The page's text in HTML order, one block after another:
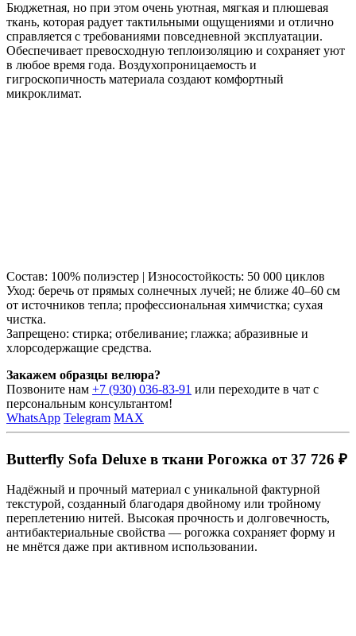
Бюджетная, но при этом очень уютная, мягкая и плюшевая
ткань, которая радует тактильными ощущениями и отлично
справляется с требованиями повседневной эксплуатации.
Обеспечивает превосходную теплоизоляцию и сохраняет уют
в любое время года. Воздухопроницаемость и
гигроскопичность материала создают комфортный
микроклимат.
Состав: 100% полиэстер | Износостойкость: 50 000 циклов
Уход: беречь от прямых солнечных лучей; не ближе 40–60 см
от источников тепла; профессиональная химчистка; сухая
чистка.
Запрещено: стирка; отбеливание; глажка; абразивные и
хлорсодержащие средства.
Закажем образцы велюра?
Позвоните нам +7 (930) 036-83-91 или переходите в чат с
персональным консультантом!
WhatsApp Telegram MAX
Butterfly Sofa Deluxe в ткани Рогожка от 37 726 ₽
Надёжный и прочный материал с уникальной фактурной
текстурой, созданный благодаря двойному или тройному
переплетению нитей. Высокая прочность и долговечность,
антибактериальные свойства — рогожка сохраняет форму и
не мнётся даже при активном использовании.